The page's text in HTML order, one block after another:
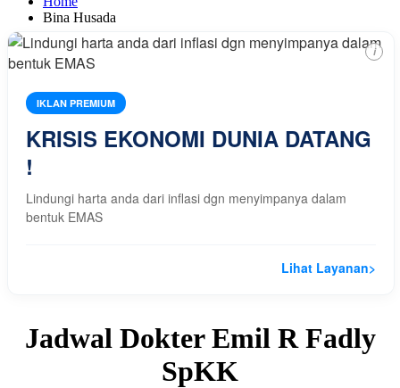
Bina Husada
IKLAN PREMIUM
KRISIS EKONOMI DUNIA DATANG
!
Lindungi harta anda dari inflasi dgn menyimpanya dalam
bentuk EMAS
Lihat Layanan>
i
Jadwal Dokter Emil R Fadly
SpKK